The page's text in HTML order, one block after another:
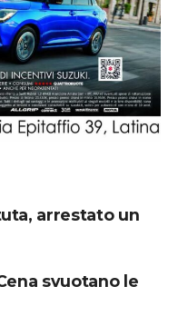
arrestato un
svuotano le